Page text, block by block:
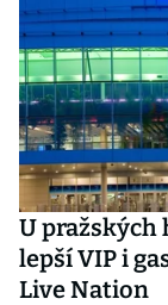
U pražských
lepší VIP i
Live Nation